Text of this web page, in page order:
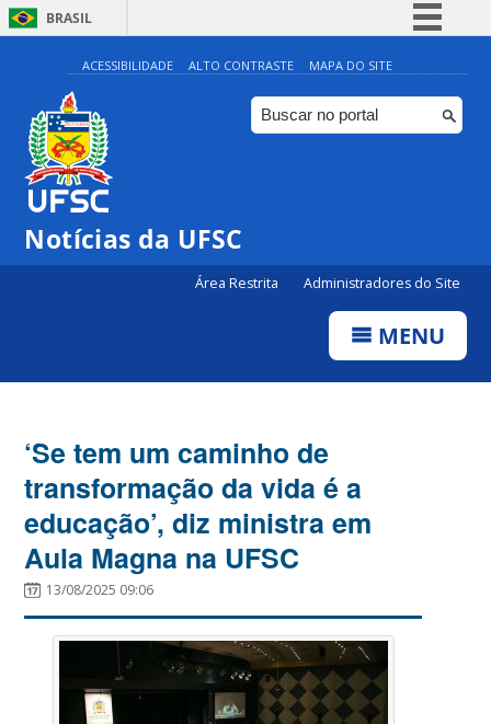
BRASIL
Simplifique!
Comunica BR
Participe
ACESSIBILIDADE ALTO CONTRASTE MAPA DO SITE
Notícias da UFSC
Área Restrita Administradores do Site
MENU
‘Se tem um caminho de
transformação da vida é a
educação’, diz ministra em
Aula Magna na UFSC
13/08/2025 09:06